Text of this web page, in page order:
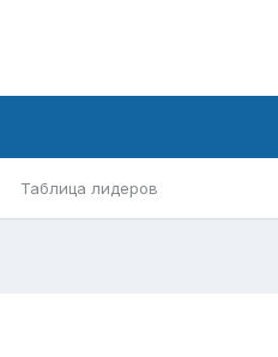
Таблица лидеров